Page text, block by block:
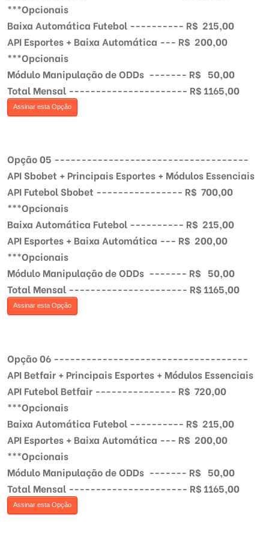
***Opcionais
Baixa Automática Futebol ---------- R$ 215,00
API Esportes + Baixa Automática --- R$ 200,00
***Opcionais
Módulo Manipulação de ODDs ------- R$ 50,00
Total Mensal ---------------------- R$ 1165,00
Assinar esta Opção
Opção 05 ------------------------------------
API Sbobet + Principais Esportes + Módulos Essenciais
API Futebol Sbobet ---------------- R$ 700,00
***Opcionais
Baixa Automática Futebol ---------- R$ 215,00
API Esportes + Baixa Automática --- R$ 200,00
***Opcionais
Módulo Manipulação de ODDs ------- R$ 50,00
Total Mensal ---------------------- R$ 1165,00
Assinar esta Opção
Opção 06 ------------------------------------
API Betfair + Principais Esportes + Módulos Essenciais
API Futebol Betfair --------------- R$ 720,00
***Opcionais
Baixa Automática Futebol ---------- R$ 215,00
API Esportes + Baixa Automática --- R$ 200,00
***Opcionais
Módulo Manipulação de ODDs ------- R$ 50,00
Total Mensal ---------------------- R$ 1165,00
Assinar esta Opção